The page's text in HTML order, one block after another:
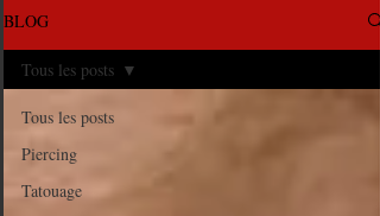
BLOG
Tous les posts
Piercing
Tatouage
Tous les posts